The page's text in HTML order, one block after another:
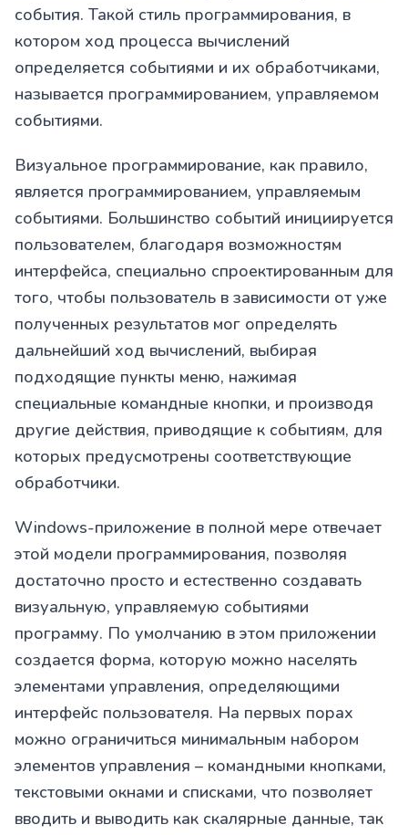
события. Такой стиль программирования, в
котором ход процесса вычислений
определяется событиями и их обработчиками,
называется программированием, управляемом
событиями.
Визуальное программирование, как правило,
является программированием, управляемым
событиями. Большинство событий инициируется
пользователем, благодаря возможностям
интерфейса, специально спроектированным для
того, чтобы пользователь в зависимости от уже
полученных результатов мог определять
дальнейший ход вычислений, выбирая
подходящие пункты меню, нажимая
специальные командные кнопки, и производя
другие действия, приводящие к событиям, для
которых предусмотрены соответствующие
обработчики.
Windows-приложение в полной мере отвечает
этой модели программирования, позволяя
достаточно просто и естественно создавать
визуальную, управляемую событиями
программу. По умолчанию в этом приложении
создается форма, которую можно населять
элементами управления, определяющими
интерфейс пользователя. На первых порах
можно ограничиться минимальным набором
элементов управления – командными кнопками,
текстовыми окнами и списками, что позволяет
вводить и выводить как скалярные данные, так